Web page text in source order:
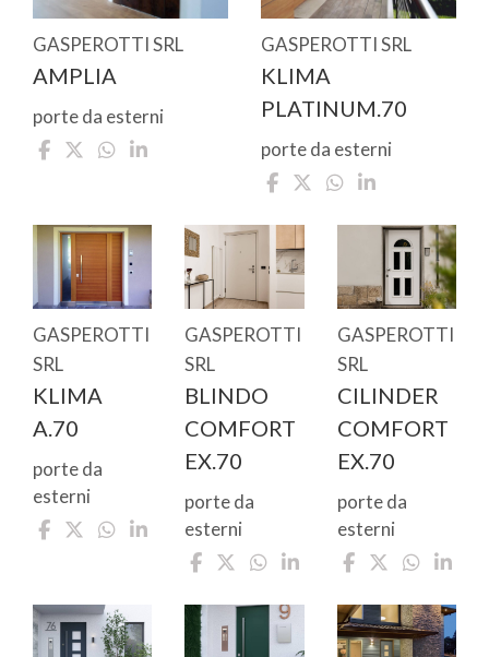
GASPEROTTI SRL
AMPLIA
porte da esterni
GASPEROTTI SRL
KLIMA
PLATINUM.70
porte da esterni
GASPEROTTI
SRL
KLIMA
A.70
porte da
esterni
GASPEROTTI
SRL
BLINDO
COMFORT
EX.70
porte da
esterni
GASPEROTTI
SRL
CILINDER
COMFORT
EX.70
porte da
esterni